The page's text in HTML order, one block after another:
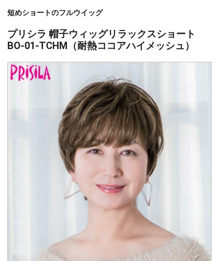
短めショートのフルウイッグ
プリシラ 帽子ウィッグリラックスショート
BO-01-TCHM（耐熱ココアハイメッシュ）